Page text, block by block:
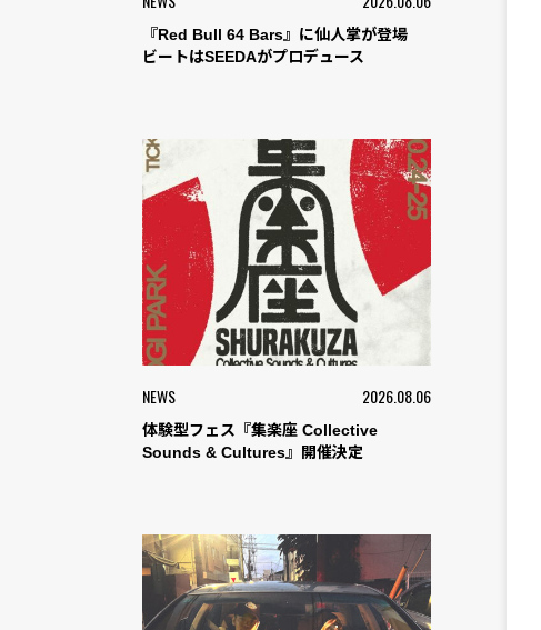
『Red Bull 64 Bars』に仙人掌が登場
ビートはSEEDAがプロデュース
NEWS 2026.08.06
体験型フェス『集楽座 Collective
Sounds & Cultures』開催決定